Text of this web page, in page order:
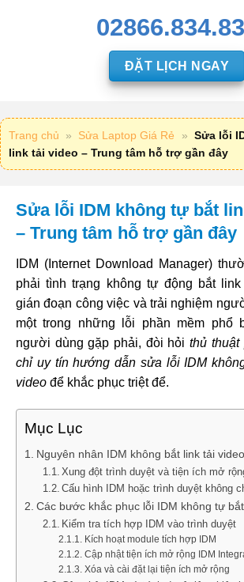
ĐẶT LỊCH NGAY
Trang chủ » Sửa Laptop Giá Rẻ » Sửa lỗi
link tải video – Trung tâm hỗ trợ gần đây
Sửa lỗi IDM không tự bắt
– Trung tâm hỗ trợ gần đây
IDM (Internet Download Manager)
phải tình trạng không tự động bắt
gián đoạn công việc và trải nghiệm
một trong những lỗi phần mềm phổ
người dùng gặp phải, đòi hỏithủ thuật
chỉ uy tín hướng dẫn sửa lỗi IDM
video để khắc phục triệt để.
Mục Lục
Nguyên nhân IDM không bắt link tải video
Xung đột trình duyệt và tiện ích mở
Cấu hình IDM hoặc trình duyệt không
Các bước khắc phục lỗi IDM không tự
Kiểm tra tích hợp IDM vào trình duyệt
Kích hoạt module tích hợp IDM
Cập nhật tiện ích mở rộng IDM
Xóa và cài đặt lại tiện ích mở rộng